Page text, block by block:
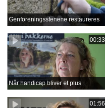
Genforeningsstenene restaureres
00:33
Når handicap bliver et plus
01:56